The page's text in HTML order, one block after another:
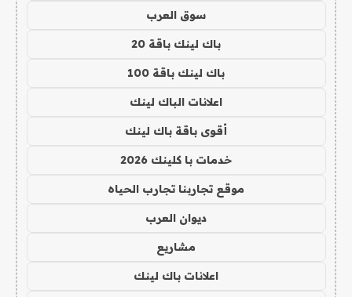
سوق العرب
باك لينك باقة 20
باك لينك باقة 100
اعلانات الباك لينك
أقوى باقة باك لينك
خدمات با كلينك 2026
موقع تجاربنا تجارب الحياه
ديوان العرب
مشاريع
اعلانات باك لينك